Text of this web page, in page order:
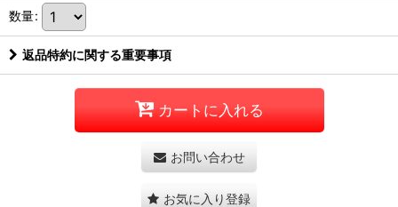
数量:
返品特約に関する重要事項
カートに入れる
お問い合わせ
お気に入り登録